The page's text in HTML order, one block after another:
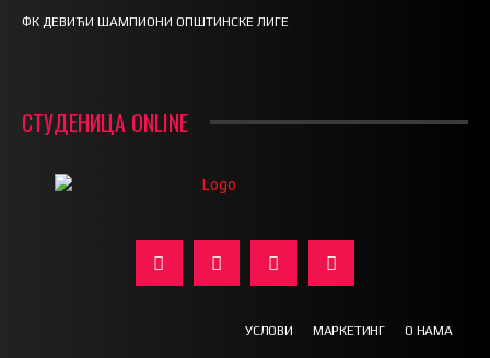
ФК ДЕВИЋИ ШАМПИОНИ ОПШТИНСКЕ ЛИГЕ
СТУДЕНИЦА ONLINE
УСЛОВИ МАРКЕТИНГ О НАМА